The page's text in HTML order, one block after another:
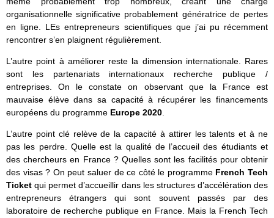
organisationnelle significative probablement génératrice de pertes
en ligne. LEs entrepreneurs scientifiques que j’ai pu récemment
rencontrer s’en plaignent régulièrement.
L’autre point à améliorer reste la dimension internationale. Rares
sont les partenariats internationaux recherche publique /
entreprises. On le constate on observant que la France est
mauvaise élève dans sa capacité à récupérer les financements
européens du programme Europe 2020.
L’autre point clé relève de la capacité à attirer les talents et à ne
pas les perdre. Quelle est la qualité de l’accueil des étudiants et
des chercheurs en France ? Quelles sont les facilités pour obtenir
des visas ? On peut saluer de ce côté le programme French Tech
Ticket qui permet d’accueillir dans les structures d’accélération des
entrepreneurs étrangers qui sont souvent passés par des
laboratoire de recherche publique en France. Mais la French Tech